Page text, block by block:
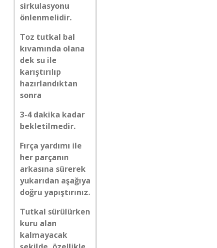
sirkulasyonu
önlenmelidir.
Toz tutkal bal
kıvamında olana
dek su ile
karıştırılıp
hazırlandıktan
sonra
3-4 dakika kadar
bekletilmedir.
Fırça yardımı ile
her parçanın
arkasına sürerek
yukarıdan aşağıya
doğru yapıştırınız.
Tutkal sürülürken
kuru alan
kalmayacak